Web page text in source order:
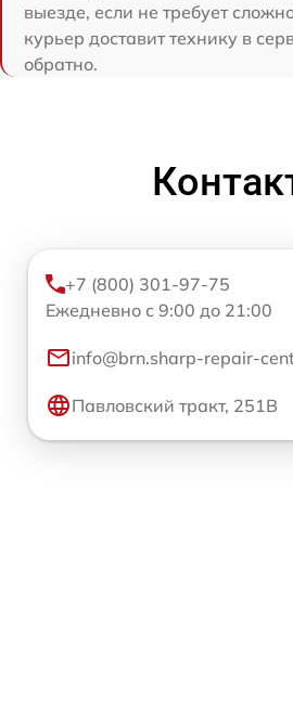
выезде, если не требует
курьер доставит технику в
обратно.
+7 (800) 301-97-75
Ежедневно с 9:00 до 21:00
info@brn.sharp-repair-
Павловский тракт, 251В